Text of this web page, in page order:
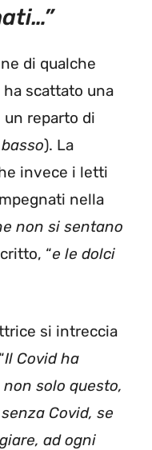
di qualche
scattato una
reparto di
). La
invece i letti
nella
non si sentano
“e le dolci
si intreccia
Il Covid ha
solo questo,
Covid, se
ad ogni